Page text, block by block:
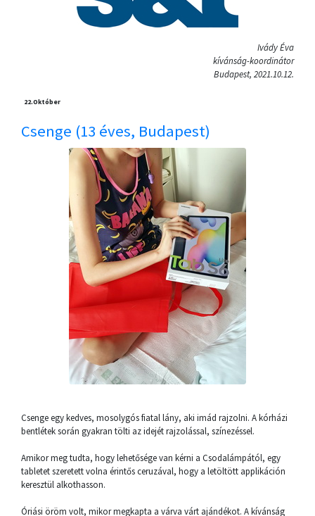
Ivády Éva
kívánság-koordinátor
Budapest, 2021.10.12.
22.Október
Csenge (13 éves, Budapest)
Csenge egy kedves, mosolygós fiatal lány, aki imád rajzolni. A kórházi
bentlétek során gyakran tölti az idejét rajzolással, színezéssel.
Amikor meg tudta, hogy lehetősége van kérni a Csodalámpától, egy
tabletet szeretett volna érintős ceruzával, hogy a letöltött applikáción
keresztül alkothasson.
Óriási öröm volt, mikor megkapta a várva várt ajándékot. A kívánság